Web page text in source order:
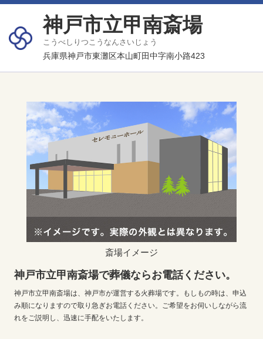
神戸市立甲南斎場
こうべしりつこうなんさいじょう
兵庫県神戸市東灘区本山町田中字南小路423
神戸市立甲南斎場で葬儀ならお電話ください。
神戸市立甲南斎場は、神戸市が運営する火葬場です。もしもの時は、申込
み順になりますので取り急ぎお電話ください。ご希望をお伺いしながら流
れをご説明し、迅速に手配をいたします。
斎場イメージ